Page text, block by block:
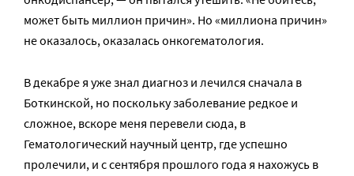
может быть миллион причин». Но «миллиона причин»
не оказалось, оказалась онкогематология.
В декабре я уже знал диагноз и лечился сначала в
Боткинской, но поскольку заболевание редкое и
сложное, вскоре меня перевели сюда, в
Гематологический научный центр, где успешно
пролечили, и с сентября прошлого года я нахожусь в